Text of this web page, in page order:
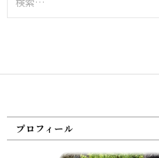
索:
プロフィール